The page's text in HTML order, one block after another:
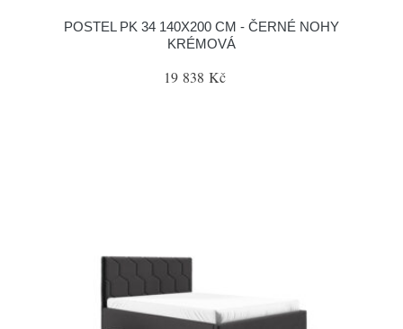
POSTEL PK 34 140X200 CM - ČERNÉ NOHY
KRÉMOVÁ
19 838 Kč